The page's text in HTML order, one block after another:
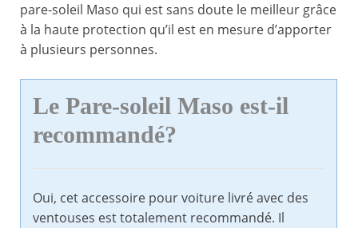
pare-soleil Maso qui est sans doute le meilleur grâce
à la haute protection qu’il est en mesure d’apporter
à plusieurs personnes.
Le Pare-soleil Maso est-il
recommandé?
Oui, cet accessoire pour voiture livré avec des
ventouses est totalement recommandé. Il